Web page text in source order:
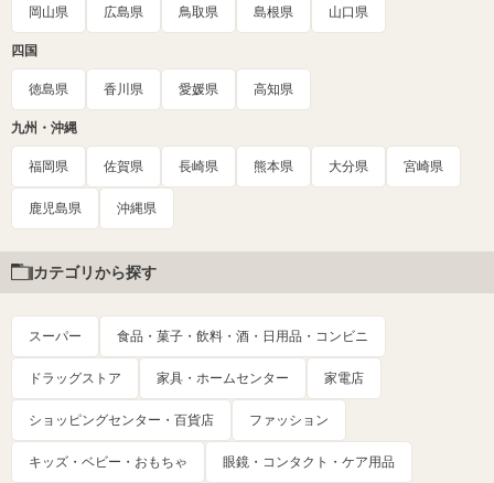
岡山県 広島県 鳥取県 島根県 山口県
四国
徳島県 香川県 愛媛県 高知県
九州・沖縄
福岡県 佐賀県 長崎県 熊本県 大分県 宮崎県
鹿児島県 沖縄県
カテゴリから探す
スーパー 食品・菓子・飲料・酒・日用品・コンビニ
ドラッグストア 家具・ホームセンター 家電店
ショッピングセンター・百貨店 ファッション
キッズ・ベビー・おもちゃ 眼鏡・コンタクト・ケア用品